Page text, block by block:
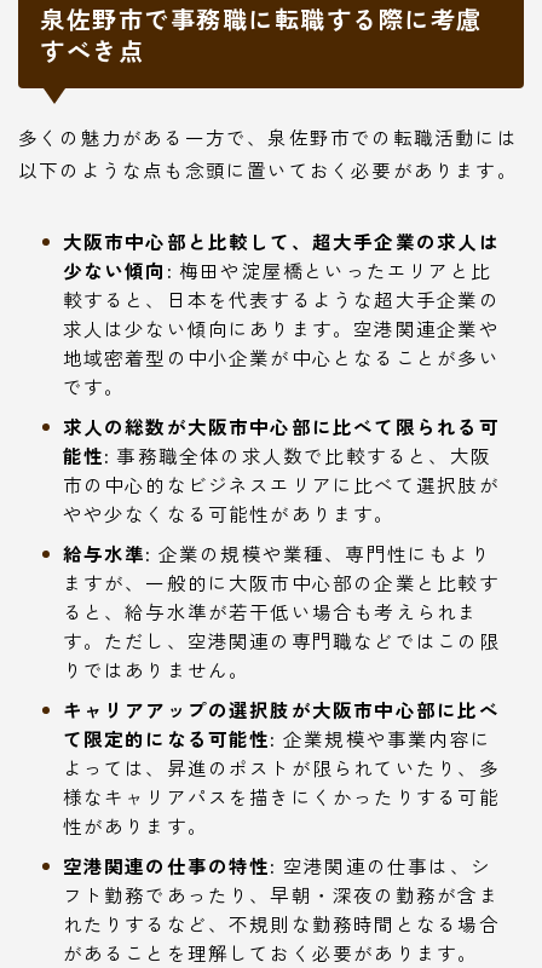
泉佐野市で事務職に転職する際に考慮
すべき点
多くの魅力がある一方で、泉佐野市での転職活動には
以下のような点も念頭に置いておく必要があります。
大阪市中心部と比較して、超大手企業の求人は
少ない傾向: 梅田や淀屋橋といったエリアと比
較すると、日本を代表するような超大手企業の
求人は少ない傾向にあります。空港関連企業や
地域密着型の中小企業が中心となることが多い
です。
求人の総数が大阪市中心部に比べて限られる可
能性: 事務職全体の求人数で比較すると、大阪
市の中心的なビジネスエリアに比べて選択肢が
やや少なくなる可能性があります。
給与水準: 企業の規模や業種、専門性にもより
ますが、一般的に大阪市中心部の企業と比較す
ると、給与水準が若干低い場合も考えられま
す。ただし、空港関連の専門職などではこの限
りではありません。
キャリアアップの選択肢が大阪市中心部に比べ
て限定的になる可能性: 企業規模や事業内容に
よっては、昇進のポストが限られていたり、多
様なキャリアパスを描きにくかったりする可能
性があります。
空港関連の仕事の特性: 空港関連の仕事は、シ
フト勤務であったり、早朝・深夜の勤務が含ま
れたりするなど、不規則な勤務時間となる場合
があることを理解しておく必要があります。